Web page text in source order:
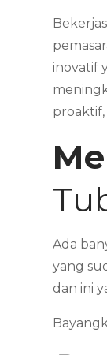
inovatif
Ada
yang
dan ini